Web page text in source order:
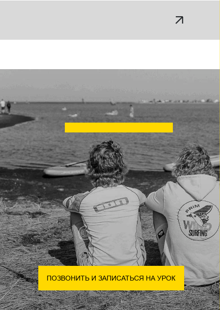
ПОЗВОНИТЬ И ЗАПИСАТЬСЯ НА УРОК